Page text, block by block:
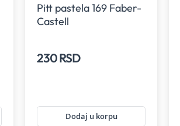
Pitt pastela 169 Faber-
Castell
230 RSD
Dodaj u korpu